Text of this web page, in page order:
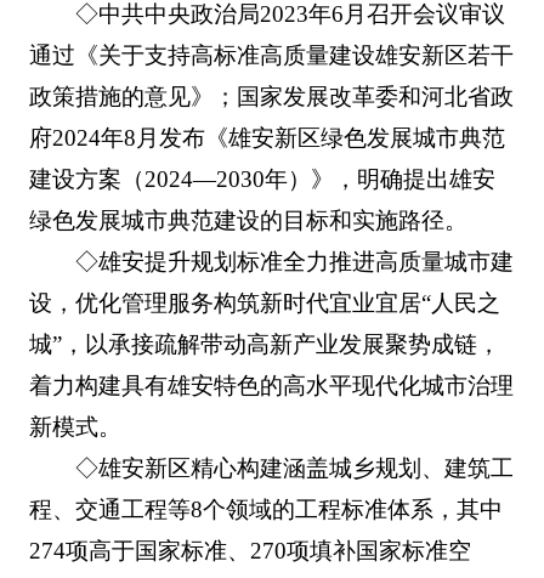
◇中共中央政治局2023年6月召开会议审议
通过《关于支持高标准高质量建设雄安新区若干
政策措施的意见》；国家发展改革委和河北省政
府2024年8月发布《雄安新区绿色发展城市典范
建设方案（2024—2030年）》，明确提出雄安
绿色发展城市典范建设的目标和实施路径。
◇雄安提升规划标准全力推进高质量城市建
设，优化管理服务构筑新时代宜业宜居“人民之
城”，以承接疏解带动高新产业发展聚势成链，
着力构建具有雄安特色的高水平现代化城市治理
新模式。
◇雄安新区精心构建涵盖城乡规划、建筑工
程、交通工程等8个领域的工程标准体系，其中
274项高于国家标准、270项填补国家标准空